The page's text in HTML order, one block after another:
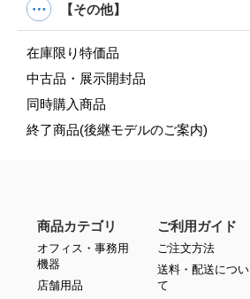
【その他】
在庫限り特価品
中古品・展示開封品
同時購入商品
終了商品(後継モデルのご案内)
商品カテゴリ
オフィス・事務用
機器
店舗用品
ご利用ガイド
ご注文方法
送料・配送につい
て